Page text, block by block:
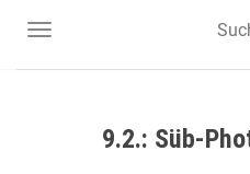
NAVIGATION UMSCHALTEN
9.2.: Süb-